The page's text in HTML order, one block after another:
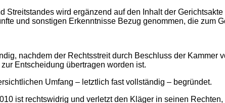
Streitstandes wird ergänzend auf den Inhalt der
und sonstigen Erkenntnisse Bezug genommen, die zum
nachdem der Rechtsstreit durch Beschluss der Kammer
Entscheidung übertragen worden ist.
Umfang – letztlich fast vollständig – begründet.
ist rechtswidrig und verletzt den Kläger in seinen